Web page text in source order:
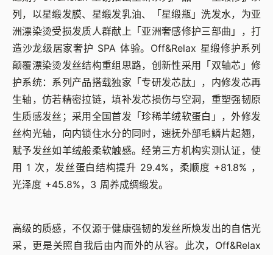
列，以星缎发膜、星缎发乳油、「星缎瓶」洗发水，为亚
洲漂染烫受损发质人群献上「亚洲奢感修护三部曲」，打
造沙龙级居家奢护 SPA 体验。Off&Relax 星缎修护系列
颠覆漂染烫发丝结构重组思路，创新性采用「双轴芯」修
护系统：系列产品搭载独家「专研发芯肽」，内修发芯再
生轴，仿若精密拉链，填补发芯损伤与空洞，重塑强韧原
生质感发丝；采用全国首发「珍稀羊绒软蛋白」，外修发
丝构光轴，向内锁住水分的同时，速抚外部毛鳞片起翘，
赋予发丝如羊绒般柔软触感。经第三方机构实测认证，使
用 1 次，发丝蛋白结构提升 29.4%，柔顺度 +81.8% ，
光泽度 +45.8%，3 周养成绸缎发。
高级的质感，不仅源于健康强韧的发丝所焕发出的自信光
采，更是关照自我后由内而外的从容。此次，Off&Relax